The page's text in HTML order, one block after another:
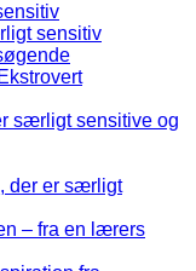
sensitiv
særligt sensitive og
der er særligt
– fra en lærers